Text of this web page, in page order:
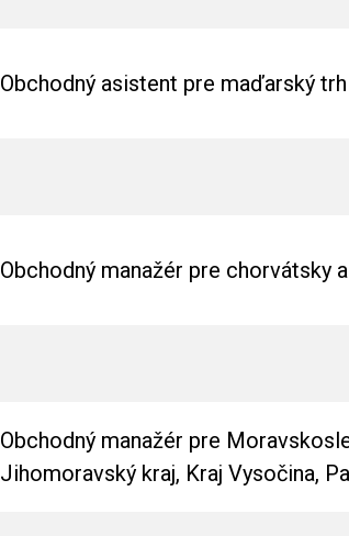
Obchodný asistent pre maďarský trh
Obchodný manažér pre chorvátsky
Obchodný manažér pre
Jihomoravský kraj, Kraj Vysočina,